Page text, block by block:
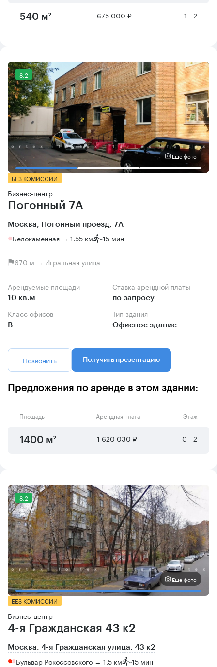
540 м² 675 000 ₽ 1 - 2
8.2
Еще фото
БЕЗ КОМИССИИ
Бизнес-центр
Погонный 7А
Москва, Погонный проезд, 7А
Белокаменная → 1.55 км ~15 мин
670 м → Игральная улица
Арендуемые площади
10 кв.м
Ставка арендной платы
по запросу
Класс офисов
B
Тип здания
Офисное здание
Позвонить Получить презентацию
Предложения по аренде в этом здании:
Площадь Арендная плата Этаж
1400 м² 1 620 030 ₽ 0 - 2
8.2
Еще фото
БЕЗ КОМИССИИ
Бизнес-центр
4-я Гражданская 43 к2
Москва, 4-я Гражданская улица, 43 к2
Бульвар Рокоссовского → 1.5 км ~15 мин